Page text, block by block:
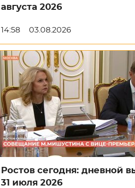
августа 2026
14:58 03.08.2026
Ростов сегодня: дневной
31 июля 2026